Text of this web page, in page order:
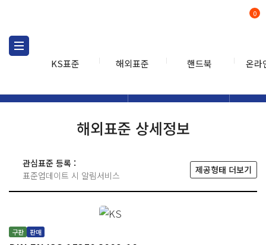
KS표준 해외표준 핸드북 온라
0
해외표준 상세정보
관심표준 등록 :
표준업데이트 시 알림서비스
제공형태 더보기
구판 판매